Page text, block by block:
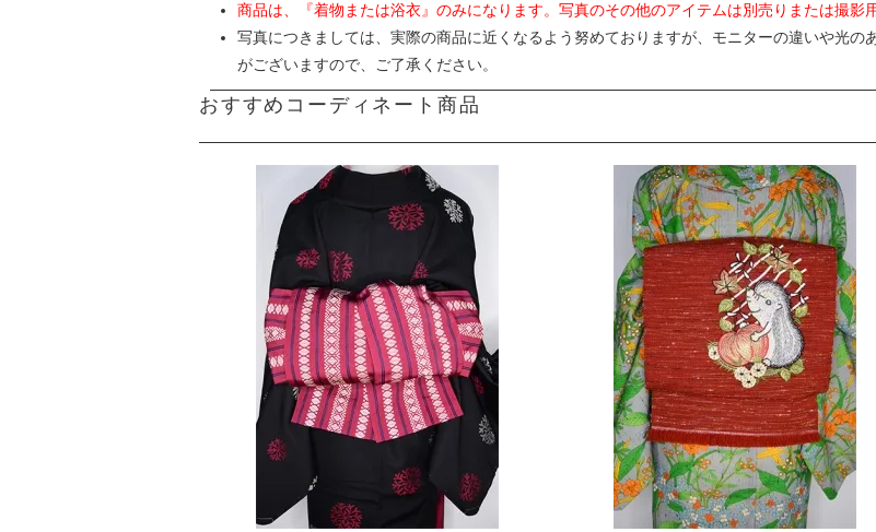
商品は、『着物または浴衣』のみになります。写真のその他のアイテムは別売りまたは撮影
写真につきましては、実際の商品に近くなるよう努めておりますが、モニターの違いや光
がございますので、ご了承ください。
おすすめコーディネート商品